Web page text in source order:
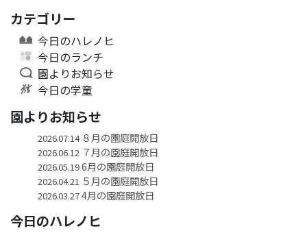
カテゴリー
今日のハレノヒ
今日のランチ
園よりお知らせ
今日の学童
園よりお知らせ
2026.07.14８月の園庭開放日
2026.06.12 ７月の園庭開放日
2026.05.196月の園庭開放日
2026.04.21 ５月の園庭開放日
2026.03.274月の園庭開放日
今日のハレノヒ